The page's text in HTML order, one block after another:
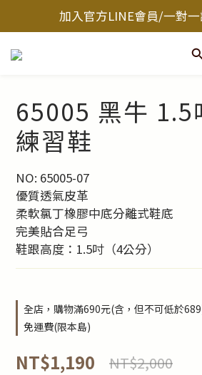
加入官方LINE會員/一對
65005 黑牛 1.5
練習鞋
NO: 65005-07
優質透氣皮革
柔軟氯丁橡膠中底分離式鞋底
完美貼合足弓
鞋跟高度：1.5吋（4公分）
全店，購物滿690元(含，但不可低於
免運費(限本島)
NT$1,190 NT$2,000